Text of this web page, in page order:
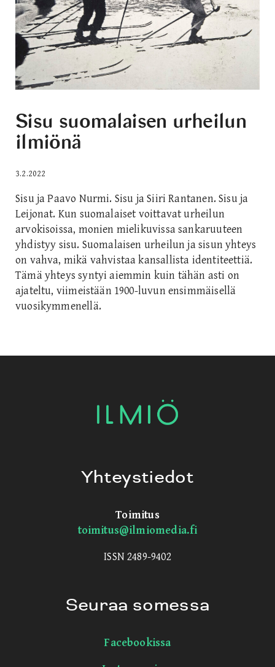
Sisu suomalaisen urheilun
ilmiönä
3.2.2022
Sisu ja Paavo Nurmi. Sisu ja Siiri Rantanen. Sisu ja
Leijonat. Kun suomalaiset voittavat urheilun
arvokisoissa, monien mielikuvissa sankaruuteen
yhdistyy sisu. Suomalaisen urheilun ja sisun yhteys
on vahva, mikä vahvistaa kansallista identiteettiä.
Tämä yhteys syntyi aiemmin kuin tähän asti on
ajateltu, viimeistään 1900-luvun ensimmäisellä
vuosikymmenellä.
Yhteystiedot
Toimitus
toimitus@ilmiomedia.fi
ISSN 2489-9402
Seuraa somessa
Facebookissa